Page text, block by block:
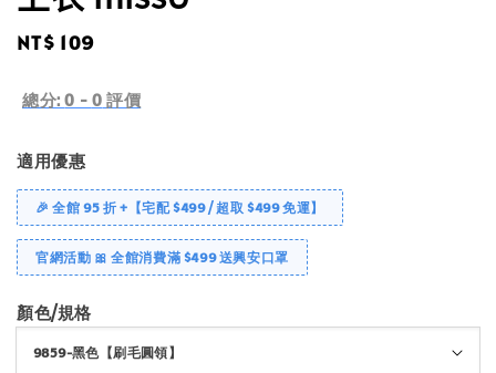
Regular
NT$ 109
總分:0 - 0 評價
適用優惠
🎉 全館 95 折 +【宅配 $499 / 超取 $499 免運】
官網活動 🎀 全館消費滿 $499 送興安口罩
顏色/規格